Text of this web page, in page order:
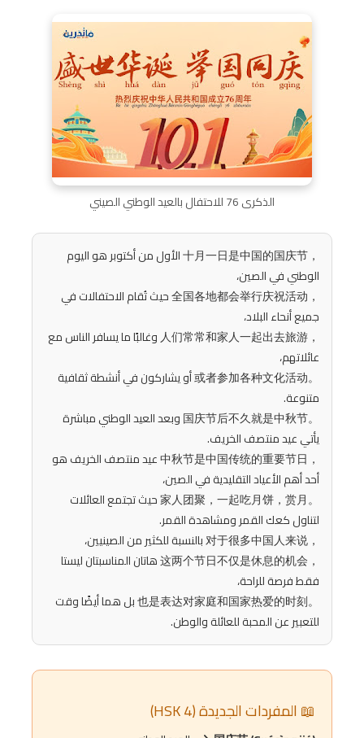
الذكرى 76 للاحتفال بالعيد الوطني الصيني
十月一日是中国的国庆节，الأول من أكتوبر هو اليوم
الوطني في الصين،
全国各地都会举行庆祝活动，حيث تُقام الاحتفالات في
جميع أنحاء البلاد،
人们常常和家人一起出去旅游，وغالبًا ما يسافر الناس مع
عائلاتهم،
或者参加各种文化活动。أو يشاركون في أنشطة ثقافية
متنوعة.
国庆节后不久就是中秋节。وبعد العيد الوطني مباشرة
يأتي عيد منتصف الخريف.
中秋节是中国传统的重要节日，عيد منتصف الخريف هو
أحد أهم الأعياد التقليدية في الصين،
家人团聚，一起吃月饼，赏月。حيث تجتمع العائلات
لتناول كعك القمر ومشاهدة القمر.
对于很多中国人来说，بالنسبة للكثير من الصينيين،
这两个节日不仅是休息的机会，هاتان المناسبتان ليستا
فقط فرصة للراحة،
也是表达对家庭和国家热爱的时刻。بل هما أيضًا وقت
للتعبير عن المحبة للعائلة والوطن.
📖 المفردات الجديدة (HSK 4)